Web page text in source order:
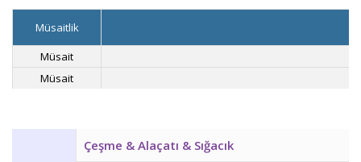
Müsaitlik
Müsait
Müsait
Çeşme & Alaçatı & Sığacık